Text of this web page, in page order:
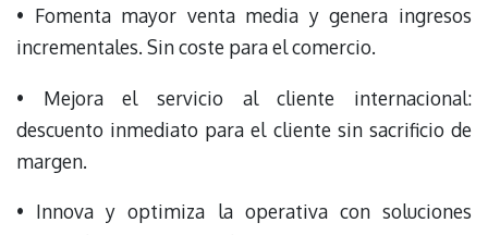
• Fomenta mayor venta media y genera ingresos
incrementales. Sin coste para el comercio.
• Mejora el servicio al cliente internacional:
descuento inmediato para el cliente sin sacrificio de
margen.
• Innova y optimiza la operativa con soluciones